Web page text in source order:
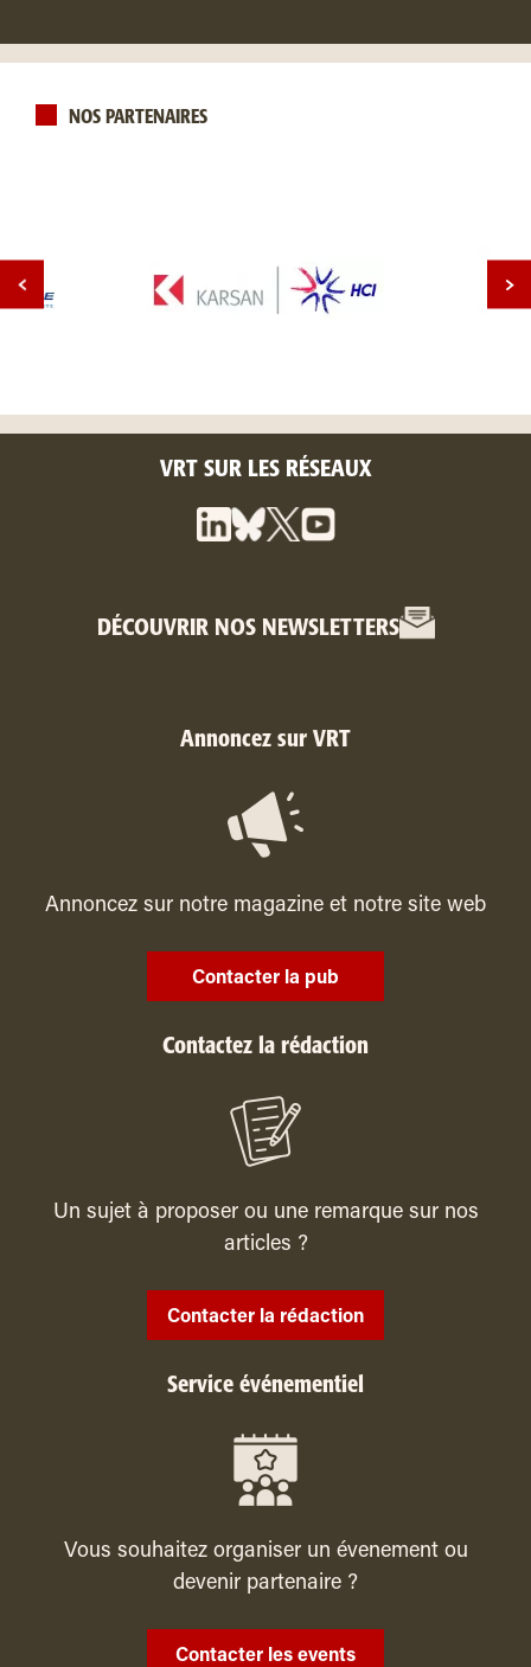
NOS PARTENAIRES
VRT SUR LES RÉSEAUX
DÉCOUVRIR NOS NEWSLETTERS
Annoncez sur VRT
Annoncez sur notre magazine et notre site web
Contacter la pub
Contactez la rédaction
Un sujet à proposer ou une remarque sur nos
articles ?
Contacter la rédaction
Service événementiel
Vous souhaitez organiser un évenement ou
devenir partenaire ?
Contacter les events